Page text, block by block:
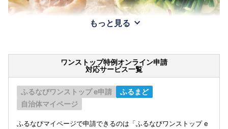
もっと見る
ワンストップ特例オンライン申請
対応サービス一覧
ふるなびワンストップ e申請
ふるまど
自治体マイページ
ふるなびマイページで申請できるのは「ふるなびワンストップ e